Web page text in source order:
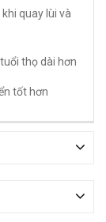
quay lùi và
thọ dài hơn
tốt hơn